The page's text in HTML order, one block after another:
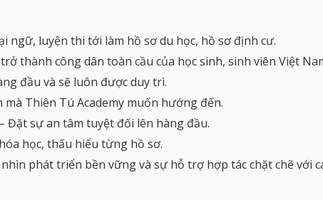
ngữ, luyện thi tới làm hồ sơ du học, hồ sơ định cư.
thành công dân toàn cầu của học sinh, sinh viên Việt
đầu và sẽ luôn được duy trì.
Thiên Tú Academy muốn hướng đến.
Đặt sự an tâm tuyệt đối lên hàng đầu.
học, thấu hiểu từng hồ sơ.
phát triển bền vững và sự hỗ trợ hợp tác chặt chẽ với